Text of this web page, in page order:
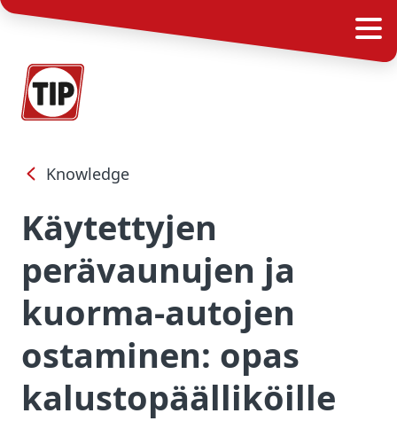
Knowledge
Käytettyjen
perävaunujen ja
kuorma-autojen
ostaminen: opas
kalustopäälliköille